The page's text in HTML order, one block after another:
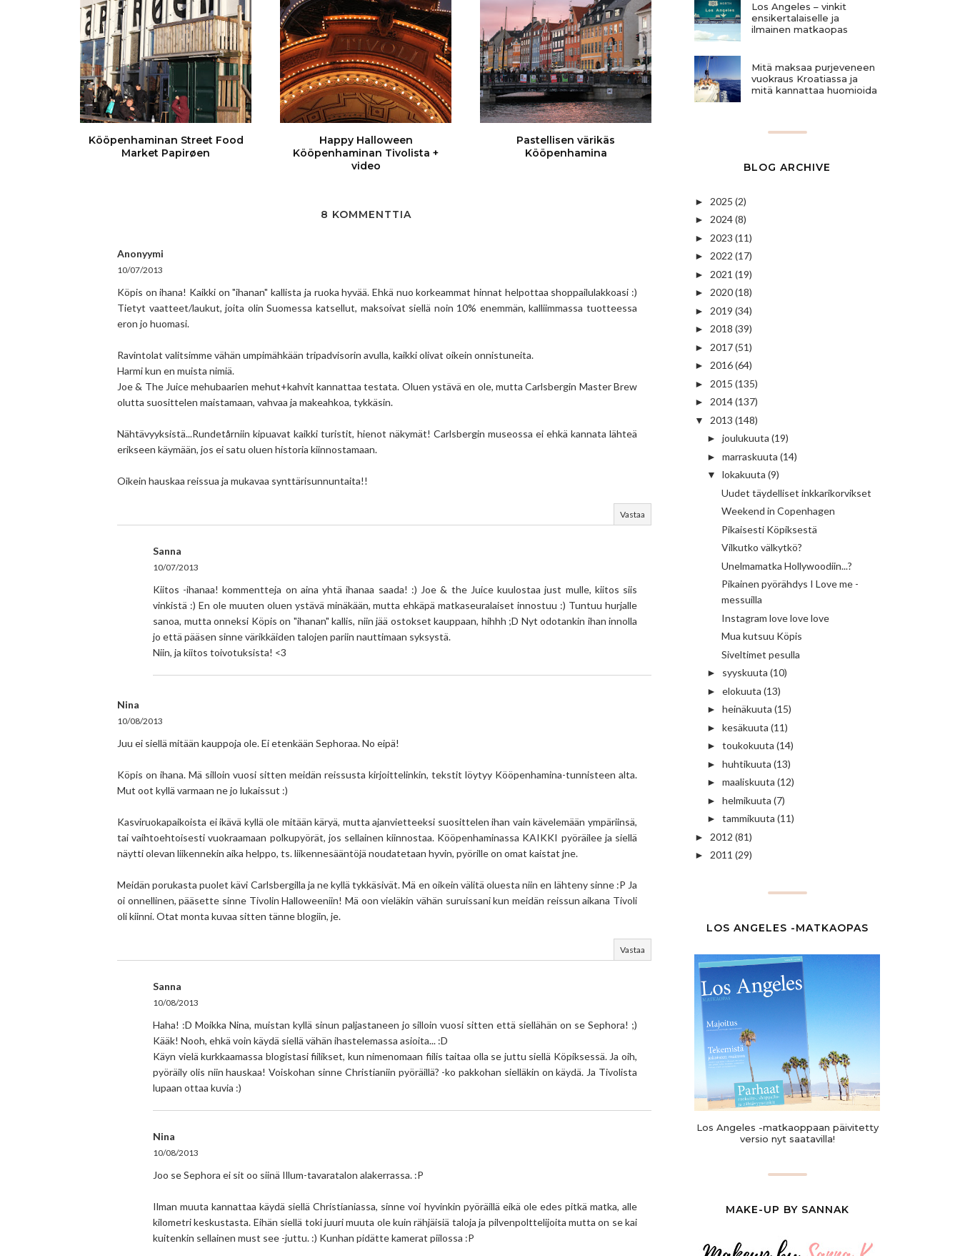
Kööpenhaminan Street Food
Market Papirøen
Happy Halloween
Kööpenhaminan Tivolista +
video
Pastellisen värikäs
Kööpenhamina
8 KOMMENTTIA
Anonyymi
10/07/2013
Köpis on ihana! Kaikki on "ihanan" kallista ja ruoka hyvää. Ehkä nuo korkeammat hinnat helpottaa shoppailulakkoasi :)
Tietyt vaatteet/laukut, joita olin Suomessa katsellut, maksoivat siellä noin 10% enemmän, kalliimmassa tuotteessa
eron jo huomasi.
Ravintolat valitsimme vähän umpimähkään tripadvisorin avulla, kaikki olivat oikein onnistuneita.
Harmi kun en muista nimiä.
Joe & The Juice mehubaarien mehut+kahvit kannattaa testata. Oluen ystävä en ole, mutta Carlsbergin Master Brew
olutta suosittelen maistamaan, vahvaa ja makeahkoa, tykkäsin.
Nähtävyyksistä...Rundetårniin kipuavat kaikki turistit, hienot näkymät! Carlsbergin museossa ei ehkä kannata lähteä
erikseen käymään, jos ei satu oluen historia kiinnostamaan.
Oikein hauskaa reissua ja mukavaa synttärisunnuntaita!!
Vastaa
Sanna
10/07/2013
Kiitos -ihanaa! kommentteja on aina yhtä ihanaa saada! :) Joe & the Juice kuulostaa just mulle, kiitos siis
vinkistä :) En ole muuten oluen ystävä minäkään, mutta ehkäpä matkaseuralaiset innostuu :) Tuntuu hurjalle
sanoa, mutta onneksi Köpis on "ihanan" kallis, niin jää ostokset kauppaan, hihhh ;D Nyt odotankin ihan innolla
jo että pääsen sinne värikkäiden talojen pariin nauttimaan syksystä.
Niin, ja kiitos toivotuksista! <3
Nina
10/08/2013
Juu ei siellä mitään kauppoja ole. Ei etenkään Sephoraa. No eipä!
Köpis on ihana. Mä silloin vuosi sitten meidän reissusta kirjoittelinkin, tekstit löytyy Kööpenhamina-tunnisteen alta.
Mut oot kyllä varmaan ne jo lukaissut :)
Kasviruokapaikoista ei ikävä kyllä ole mitään käryä, mutta ajanvietteeksi suosittelen ihan vain kävelemään ympäriinsä,
tai vaihtoehtoisesti vuokraamaan polkupyörät, jos sellainen kiinnostaa. Kööpenhaminassa KAIKKI pyöräilee ja siellä
näytti olevan liikennekin aika helppo, ts. liikennesääntöjä noudatetaan hyvin, pyörille on omat kaistat jne.
Meidän porukasta puolet kävi Carlsbergilla ja ne kyllä tykkäsivät. Mä en oikein välitä oluesta niin en lähteny sinne :P Ja
oi onnellinen, pääsette sinne Tivolin Halloweeniin! Mä oon vieläkin vähän suruissani kun meidän reissun aikana Tivoli
oli kiinni. Otat monta kuvaa sitten tänne blogiin, je.
Vastaa
Sanna
10/08/2013
Haha! :D Moikka Nina, muistan kyllä sinun paljastaneen jo silloin vuosi sitten että siellähän on se Sephora! ;)
Kääk! Nooh, ehkä voin käydä siellä vähän ihastelemassa asioita... :D
Käyn vielä kurkkaamassa blogistasi fiilikset, kun nimenomaan fiilis taitaa olla se juttu siellä Köpiksessä. Ja oih,
pyöräily olis niin hauskaa! Voiskohan sinne Christianiin pyöräillä? -ko pakkohan sielläkin on käydä. Ja Tivolista
lupaan ottaa kuvia :)
Nina
10/08/2013
Joo se Sephora ei sit oo siinä Illum-tavaratalon alakerrassa. :P
Ilman muuta kannattaa käydä siellä Christianiassa, sinne voi hyvinkin pyöräillä eikä ole edes pitkä matka, alle
kilometri keskustasta. Eihän siellä toki juuri muuta ole kuin rähjäisiä taloja ja pilvenpolttelijoita mutta on se kai
kuitenkin sellainen must see -juttu. :) Kunhan pidätte kamerat piilossa :P
Los Angeles – vinkit
ensikertalaiselle ja
ilmainen matkaopas
Mitä maksaa purjeveneen
vuokraus Kroatiassa ja
mitä kannattaa huomioida
BLOG ARCHIVE
► 2025 (2)
► 2024(8)
► 2023 (11)
► 2022 (17)
► 2021 (19)
► 2020(18)
► 2019 (34)
► 2018 (39)
► 2017(51)
► 2016(64)
► 2015 (135)
► 2014(137)
▼ 2013 (148)
► joulukuuta (19)
► marraskuuta (14)
▼ lokakuuta (9)
Uudet täydelliset inkkarikorvikset
Weekend in Copenhagen
Pikaisesti Köpiksestä
Vilkutko välkytkö?
Unelmamatka Hollywoodiin...?
Pikainen pyörähdys I Love me -
messuilla
Instagram love love love
Mua kutsuu Köpis
Siveltimet pesulla
► syyskuuta (10)
► elokuuta (13)
► heinäkuuta (15)
► kesäkuuta (11)
► toukokuuta (14)
► huhtikuuta (13)
► maaliskuuta (12)
► helmikuuta (7)
► tammikuuta (11)
► 2012 (81)
► 2011 (29)
LOS ANGELES -MATKAOPAS
Los Angeles -matkaoppaan päivitetty
versio nyt saatavilla!
MAKE-UP BY SANNAK